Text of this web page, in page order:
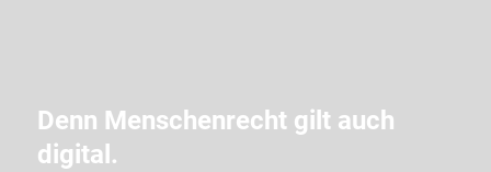
P
T
Denn Menschenrecht gilt auch
digital.